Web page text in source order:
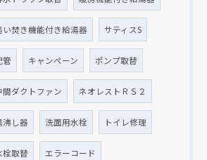
い焚き機能付き給湯器 サティスS
管 キャンペーン ポンプ取替
間ダクトファン ネオレストＲＳ２
沸し器 洗面用水栓 トイレ修理
栓取替 エラーコード